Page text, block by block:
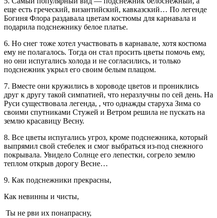
еще есть греческий, византийский, кавказский… По легенде
Богиня Флора раздавала цветам костюмы для карнавала и
подарила подснежнику белое платье.
6. Но снег тоже хотел участвовать в карнавале, хотя костюма
ему не полагалось. Тогда он стал просить цветы помочь ему,
но они испугались холода и не согласились, и только
подснежник укрыл его своим белым плащом.
7. Вместе они кружились в хороводе цветов и прониклись
друг к другу такой симпатией, что неразлучны по сей день. На
Руси существовала легенда, , что однажды старуха Зима со
своими спутниками Стужей и Ветром решила не пускать на
землю красавицу Весну.
8. Все цветы испугались угроз, кроме подснежника, который
выпрямил свой стебелек и смог выбраться из-под снежного
покрывала. Увидело Солнце его лепестки, согрело землю
теплом открыв дорогу Весне…
9. Как подснежники прекрасны,
Как невинны и чисты,
Ты не рви их понапрасну,